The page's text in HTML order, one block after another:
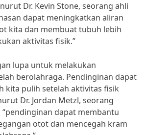
Dr. Kevin Stone, seorang ahli
dapat meningkatkan aliran
kita dan membuat tubuh lebih
aktivitas fisik.”
lupa untuk melakukan
berolahraga. Pendinginan dapat
kita pulih setelah aktivitas fisik
Dr. Jordan Metzl, seorang
dapat membantu
otot dan mencegah kram